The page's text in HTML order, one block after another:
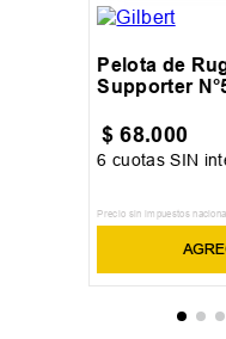
Pelota de
Supporter
$ 68.000
6 cuotas SIN
Precio sin impuestos